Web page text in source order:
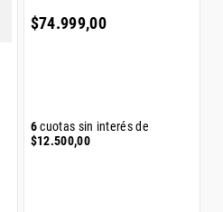
$74.999,00
6cuotas sin interés de
$12.500,00